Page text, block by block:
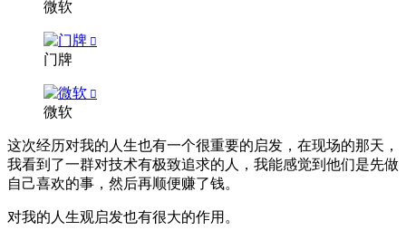
微软
门牌
微软
这次经历对我的人生也有一个很重要的启发，在现场的那天，
我看到了一群对技术有极致追求的人，我能感觉到他们是先做
自己喜欢的事，然后再顺便赚了钱。
对我的人生观启发也有很大的作用。